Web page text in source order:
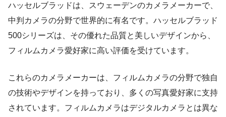
ハッセルブラッドは、スウェーデンのカメラメーカーで、
中判カメラの分野で世界的に有名です。ハッセルブラッド
500シリーズは、その優れた品質と美しいデザインから、
フィルムカメラ愛好家に高い評価を受けています。
これらのカメラメーカーは、フィルムカメラの分野で独自
の技術やデザインを持っており、多くの写真愛好家に支持
されています。フィルムカメラはデジタルカメラとは異な